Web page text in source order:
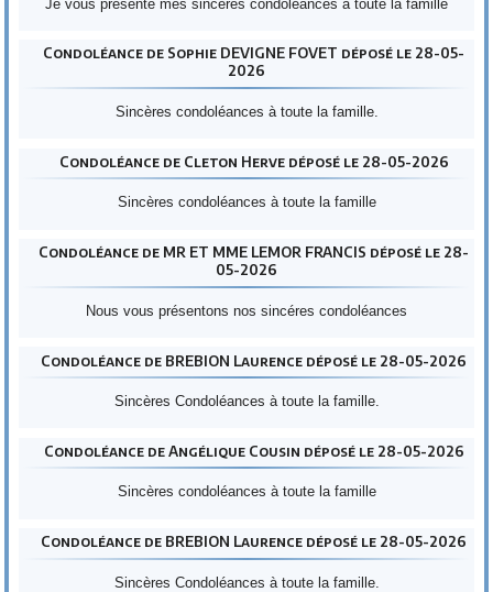
Je vous présente mes sincères condoléances à toute la famille
Condoléance de Sophie DEVIGNE FOVET déposé le 28-05-
2026
Sincères condoléances à toute la famille.
Condoléance de Cleton Herve déposé le 28-05-2026
Sincères condoléances à toute la famille
Condoléance de MR ET MME LEMOR FRANCIS déposé le 28-
05-2026
Nous vous présentons nos sincéres condoléances
Condoléance de BREBION Laurence déposé le 28-05-2026
Sincères Condoléances à toute la famille.
Condoléance de Angélique Cousin déposé le 28-05-2026
Sincères condoléances à toute la famille
Condoléance de BREBION Laurence déposé le 28-05-2026
Sincères Condoléances à toute la famille.